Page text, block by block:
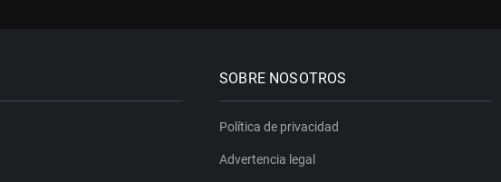
SOBRE NOSOTROS
Política de privacidad
Advertencia legal